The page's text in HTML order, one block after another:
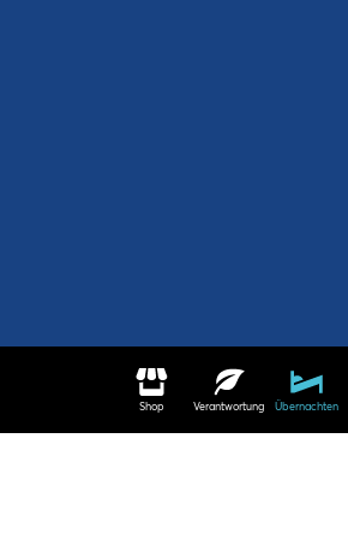
Shop Verantwortung Übernachten